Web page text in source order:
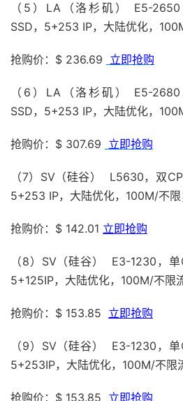
（5）LA（洛杉矶） E5-
SSD，5+253 IP，大陆优化，
抢购价：$ 236.69 立即抢购
（6）LA（洛杉矶） E5-
SSD，5+253 IP，大陆优化，
抢购价：$ 307.69 立即抢购
（7）SV（硅谷） L5630，双
5+253 IP，大陆优化，100M/不限
抢购价：$ 142.01 立即抢购
（8）SV（硅谷） E3-1230，单
5+125IP，大陆优化，100M/不限
抢购价：$ 153.85 立即抢购
（9）SV（硅谷） E3-1230，单
5+253IP，大陆优化，100M/不限
抢购价：$ 153.85 立即抢购